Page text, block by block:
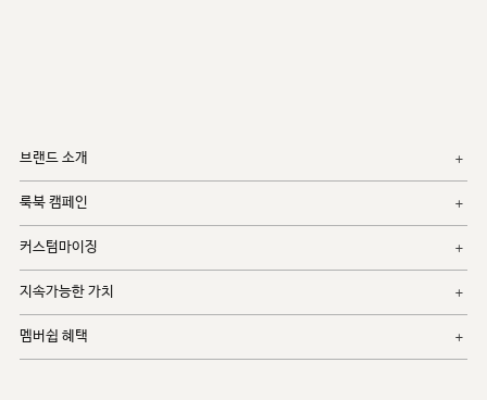
브랜드 소개
룩북 캠페인
커스텀마이징
지속가능한 가치
멤버쉽 혜택